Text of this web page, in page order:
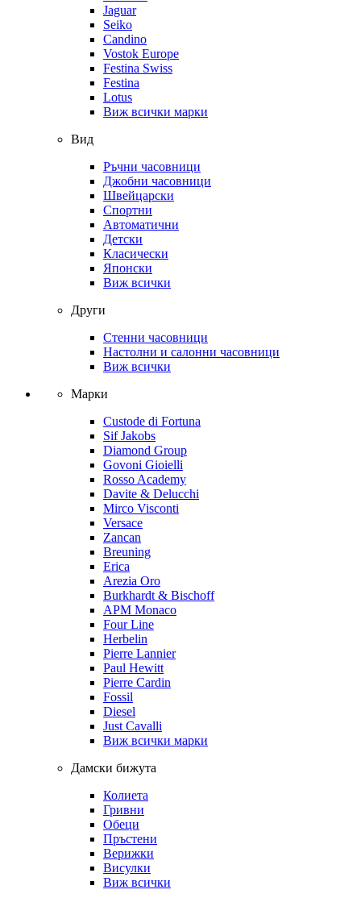
Jaguar
Seiko
Candino
Vostok Europe
Festina Swiss
Festina
Lotus
Виж всички марки
Вид
Ръчни часовници
Джобни часовници
Швейцарски
Спортни
Автоматични
Детски
Класически
Японски
Виж всички
Други
Стенни часовници
Настолни и салонни часовници
Виж всички
Марки
Custode di Fortuna
Sif Jakobs
Diamond Group
Govoni Gioielli
Rosso Academy
Davite & Delucchi
Mirco Visconti
Versace
Zancan
Breuning
Erica
Arezia Oro
Burkhardt & Bischoff
APM Monaco
Four Line
Herbelin
Pierre Lannier
Paul Hewitt
Pierre Cardin
Fossil
Diesel
Just Cavalli
Виж всички марки
Дамски бижута
Колиета
Гривни
Обеци
Пръстени
Верижки
Висулки
Виж всички